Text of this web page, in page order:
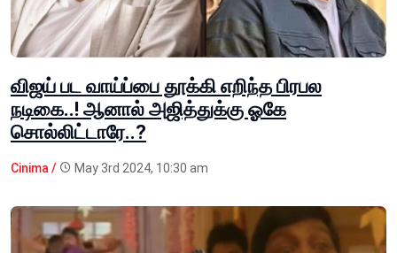
விஜய் பட வாய்ப்பை தூக்கி எறிந்த பிரபல
நடிகை..! ஆனால் அஜித்துக்கு ஓகே
சொல்லிட்டாரே..?
Cinima / May 3rd 2024, 10:30 am